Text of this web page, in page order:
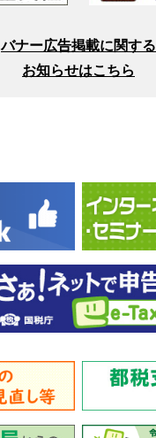
バナー広告掲載に関する
お知らせはこちら